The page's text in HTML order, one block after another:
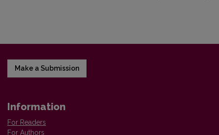
Make a Submission
Information
For Readers
For Authors